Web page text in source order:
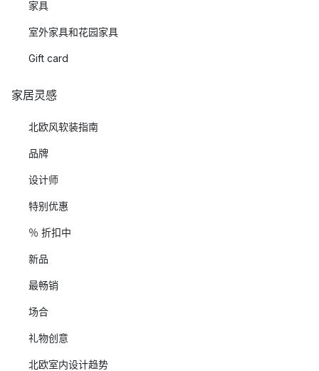
家具
室外家具和花园家具
Gift card
家居灵感
北欧风软装指南
品牌
设计师
特别优惠
％ 折扣中
新品
最畅销
场合
礼物创意
北欧室内设计趋势